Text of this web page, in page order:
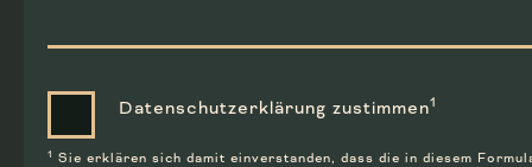
Daten­schutz­erklärung zustimmen1
1 Sie erklären sich damit ein­ver­standen, dass die in diesem